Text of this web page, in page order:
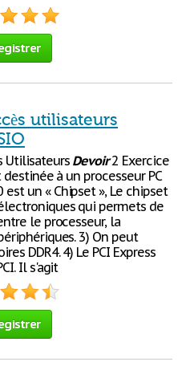
utilisateurs
Utilisateurs Devoir2 Exercice
à un processeur PC
est un « Chipset », Le chipset
qui permets de
le processeur, la
3) On peut
DDR4. 4) Le PCI Express
Il s'agit